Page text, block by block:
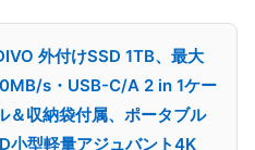
外付けSSD 1TB、最大
s・USB-C/A 2 in 1ケー
＆収納袋付属、ポータブル
小型軽量アジュバント4K